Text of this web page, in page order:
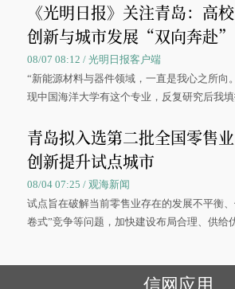
《光明日报》关注青岛：高校
创新与城市发展“双向奔赴”
08/07 08:12 / 光明日报客户端
“新能源材料与器件领域，一直是我心之所向
现中国海洋大学有这个专业，反复研究后我
大学材料科学与工程学院材料类专业的录取
青岛拟入选第二批全国零售业
创新提升试点城市
08/04 07:25 / 观海新闻
试点旨在破解当前零售业存在的发展不平衡
卷式”竞争等问题，加快建设布局合理、供给
信网应用